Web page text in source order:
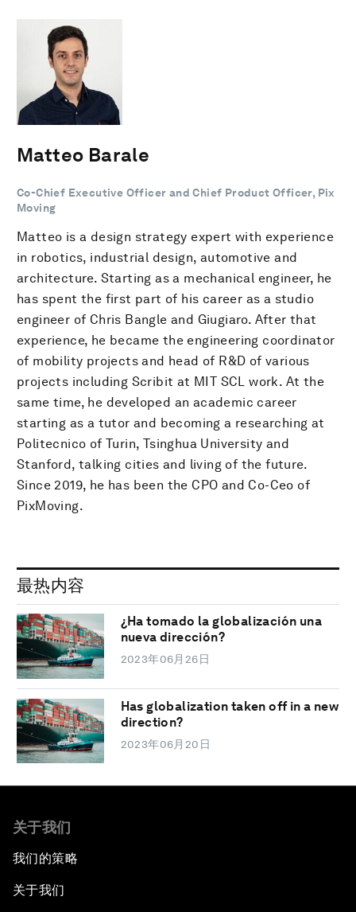
Matteo Barale
Co-Chief Executive Officer and Chief Product Officer, Pix
Moving
Matteo is a design strategy expert with experience
in robotics, industrial design, automotive and
architecture. Starting as a mechanical engineer, he
has spent the first part of his career as a studio
engineer of Chris Bangle and Giugiaro. After that
experience, he became the engineering coordinator
of mobility projects and head of R&D of various
projects including Scribit at MIT SCL work. At the
same time, he developed an academic career
starting as a tutor and becoming a researching at
Politecnico of Turin, Tsinghua University and
Stanford, talking cities and living of the future.
Since 2019, he has been the CPO and Co-Ceo of
PixMoving.
最热内容
¿Ha tomado la globalización una
nueva dirección?
2023年06月26日
Has globalization taken off in a new
direction?
2023年06月20日
关于我们
我们的策略
关于我们